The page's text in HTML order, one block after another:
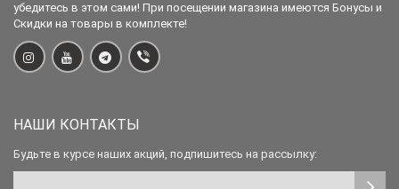
убедитесь в этом сами! При посещении магазина имеются Бонусы и
Скидки на товары в комплекте!
НАШИ КОНТАКТЫ
Будьте в курсе наших акций, подпишитесь на рассылку: